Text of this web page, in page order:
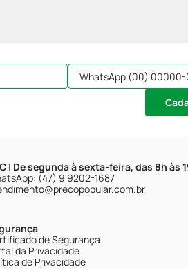
| De segunda à sexta-feira, das 8h às
(47) 9 9202-1687
de Segurança
da Privacidade
de Privacidade